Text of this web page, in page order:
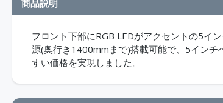
商品説明
フロント下部にRGB LEDがアクセントの5イ
源(奥行き1400mmまで)搭載可能で、5イン
すい価格を実現しました。